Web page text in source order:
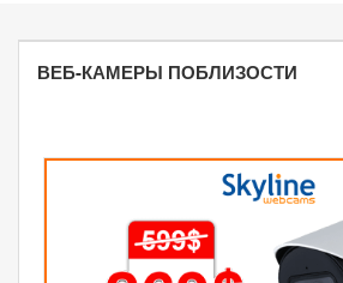
ВЕБ-КАМЕРЫ ПОБЛИЗОСТИ